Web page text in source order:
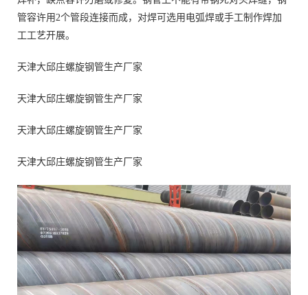
管容许用2个管段连接而成，对焊可选用电弧焊或手工制作焊加
工工艺开展。
天津大邱庄螺旋钢管生产厂家
天津大邱庄螺旋钢管生产厂家
天津大邱庄螺旋钢管生产厂家
天津大邱庄螺旋钢管生产厂家